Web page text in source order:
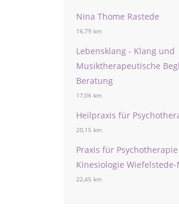
Nina Thome Rastede
16,79 km
Lebensklang - Klang und
Musiktherapeutische
Beratung
17,06 km
Heilpraxis für
20,15 km
Praxis für
Kinesiologie
22,45 km